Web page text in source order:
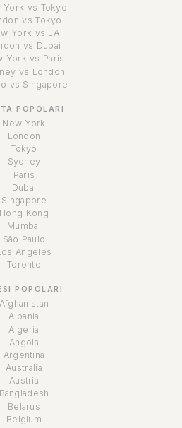
York vs Tokyo
vs Tokyo
York vs LA
vs Dubai
York vs Paris
vs London
vs Singapore
POPOLARI
New York
London
Tokyo
Sydney
Paris
Dubai
Singapore
Hong Kong
Mumbai
São Paulo
Angeles
Toronto
POPOLARI
Afghanistan
Albania
Algeria
Angola
Argentina
Australia
Austria
Bangladesh
Belarus
Belgium